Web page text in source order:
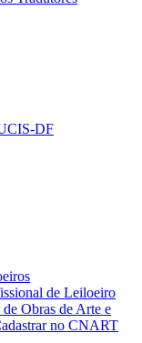
DF
de Leiloeiro
Obras de Arte e
no CNART